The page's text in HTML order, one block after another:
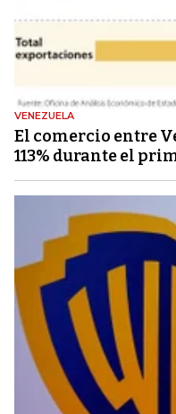
VENEZUELA
El comercio entre
113% durante el